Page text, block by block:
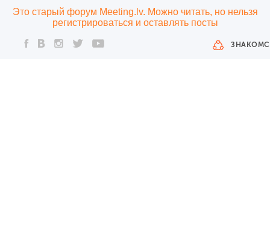
Это старый форум Meeting.lv. Можно читать, но нельзя
регистрироваться и оставлять посты